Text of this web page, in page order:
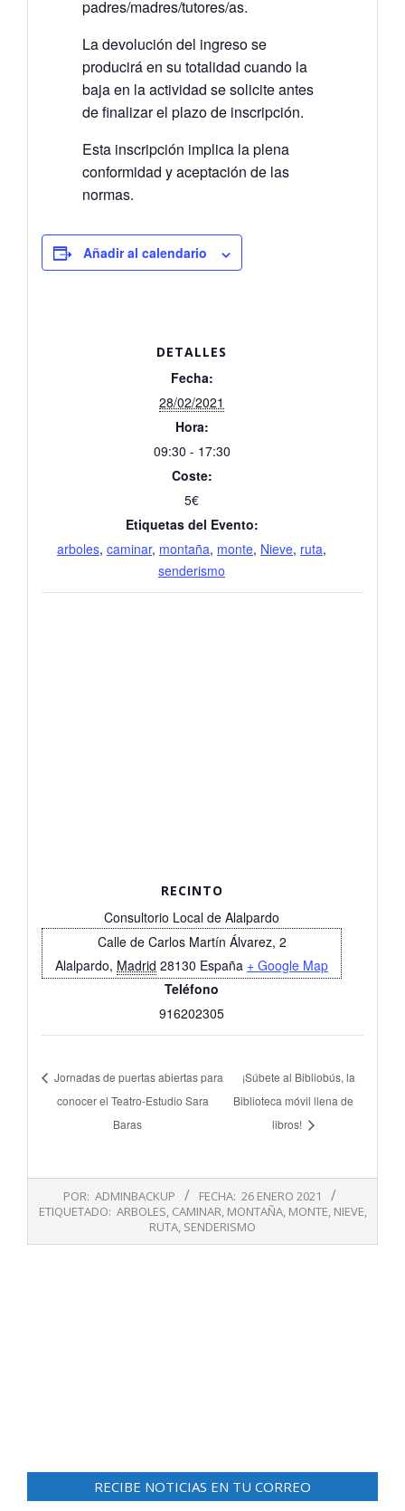
padres/madres/tutores/as.
La devolución del ingreso se
producirá en su totalidad cuando la
baja en la actividad se solicite antes
de finalizar el plazo de inscripción.
Esta inscripción implica la plena
conformidad y aceptación de las
normas.
Añadir al calendario
DETALLES
Fecha:
28/02/2021
Hora:
09:30 - 17:30
Coste:
5€
Etiquetas del Evento:
arboles, caminar, montaña, monte, Nieve, ruta,
senderismo
RECINTO
Consultorio Local de Alalpardo
Calle de Carlos Martín Álvarez, 2
Alalpardo, Madrid 28130 España + Google Map
Teléfono
916202305
Jornadas de puertas abiertas para
conocer el Teatro-Estudio Sara
Baras
¡Súbete al Bibliobús, la
Biblioteca móvil llena de
libros!
01-
POR: ADMINBACKUP FECHA: 26 ENERO 2021
ETIQUETADO: ARBOLES, CAMINAR, MONTAÑA, MONTE, NIEVE,
RUTA, SENDERISMO
RECIBE NOTICIAS EN TU CORREO